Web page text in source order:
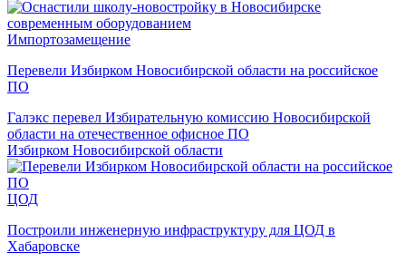
Импортозамещение
Перевели Избирком Новосибирской области на российское
ПО
Галэкс перевел Избирательную комиссию Новосибирской
области на отечественное офисное ПО
Избирком Новосибирской области
ЦОД
Построили инженерную инфраструктуру для ЦОД в
Хабаровске